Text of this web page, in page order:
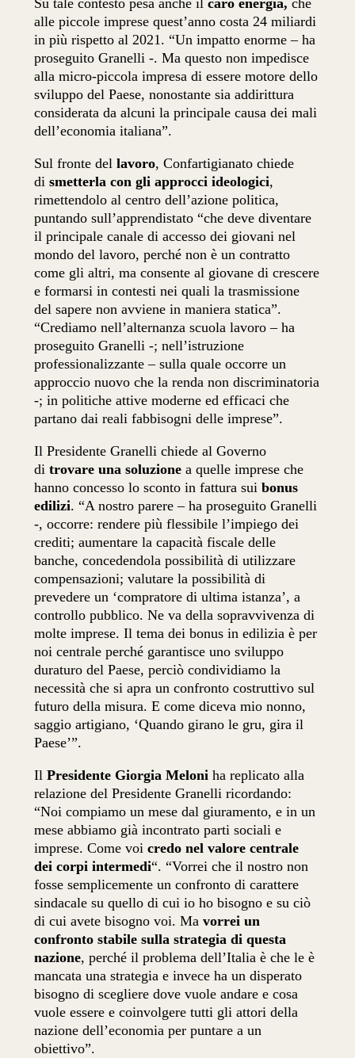
Su tale contesto pesa anche ilcaro energia, che
alle piccole imprese quest’anno costa 24 miliardi
in più rispetto al 2021. “Un impatto enorme – ha
proseguito Granelli -. Ma questo non impedisce
alla micro-piccola impresa di essere motore dello
sviluppo del Paese, nonostante sia addirittura
considerata da alcuni la principale causa dei mali
dell’economia italiana”.
Sul fronte dellavoro, Confartigianato chiede
dismetterla con gli approcci ideologici,
rimettendolo al centro dell’azione politica,
puntando sull’apprendistato “che deve diventare
il principale canale di accesso dei giovani nel
mondo del lavoro, perché non è un contratto
come gli altri, ma consente al giovane di crescere
e formarsi in contesti nei quali la trasmissione
del sapere non avviene in maniera statica”.
“Crediamo nell’alternanza scuola lavoro – ha
proseguito Granelli -; nell’istruzione
professionalizzante – sulla quale occorre un
approccio nuovo che la renda non discriminatoria
-; in politiche attive moderne ed efficaci che
partano dai reali fabbisogni delle imprese”.
Il Presidente Granelli chiede al Governo
ditrovare una soluzione a quelle imprese che
hanno concesso lo sconto in fattura sui bonus
edilizi. “A nostro parere – ha proseguito Granelli
-, occorre: rendere più flessibile l’impiego dei
crediti; aumentare la capacità fiscale delle
banche, concedendola possibilità di utilizzare
compensazioni; valutare la possibilità di
prevedere un ‘compratore di ultima istanza’, a
controllo pubblico. Ne va della sopravvivenza di
molte imprese. Il tema dei bonus in edilizia è per
noi centrale perché garantisce uno sviluppo
duraturo del Paese, perciò condividiamo la
necessità che si apra un confronto costruttivo sul
futuro della misura. E come diceva mio nonno,
saggio artigiano, ‘Quando girano le gru, gira il
Paese’”.
IlPresidente Giorgia Meloni ha replicato alla
relazione del Presidente Granelli ricordando:
“Noi compiamo un mese dal giuramento, e in un
mese abbiamo già incontrato parti sociali e
imprese. Come voicredo nel valore centrale
dei corpi intermedi“. “Vorrei che il nostro non
fosse semplicemente un confronto di carattere
sindacale su quello di cui io ho bisogno e su ciò
di cui avete bisogno voi. Mavorrei un
confronto stabile sulla strategia di questa
nazione, perché il problema dell’Italia è che le è
mancata una strategia e invece ha un disperato
bisogno di scegliere dove vuole andare e cosa
vuole essere e coinvolgere tutti gli attori della
nazione dell’economia per puntare a un
obiettivo”.